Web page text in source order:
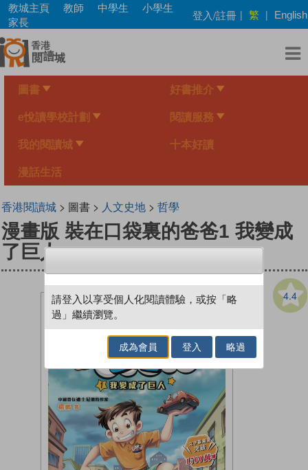
Skip
main
content
教城主頁 教師 中學生
小學生
家長
登入/註冊 | 繁 | English
圖書 好書推介
e悅讀學校計劃 閱讀服務
我的閱讀城 十本好讀
漫話生活
香港閱讀城> 圖書 > 人文史地> 哲學
漫畫版 裝在口袋裏的爸爸1 我變成
了巨人
4.4
請登入以享受個人化閱讀體驗，或按「略
過」繼續瀏覽。
成為會員 登入 略過